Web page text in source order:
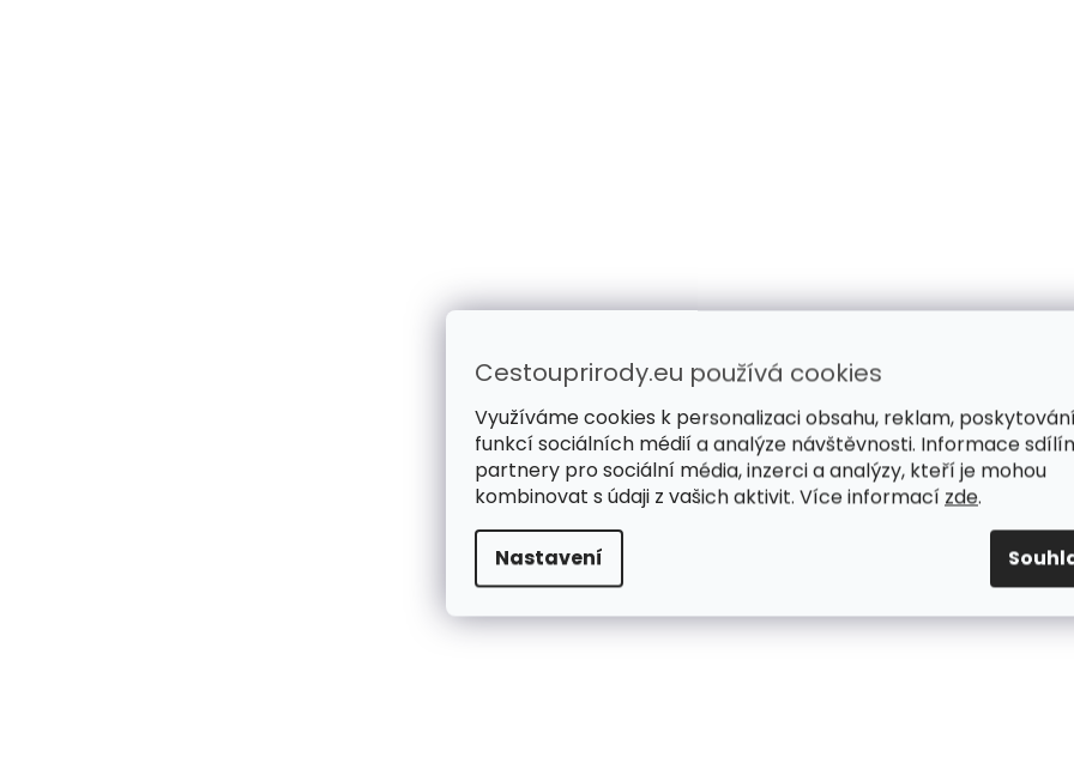
Cestouprirody.eu používá cookies
Využíváme cookies k personalizaci obsahu, reklam,
funkcí sociálních médií a analýze návštěvnosti. Informace
partnery pro sociální média, inzerci a analýzy, kteří je mohou
kombinovat s údaji z vašich aktivit. Více informací zde.
Nastavení